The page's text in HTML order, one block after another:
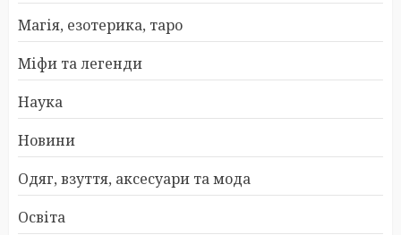
Магія, езотерика, таро
Міфи та легенди
Наука
Новини
Одяг, взуття, аксесуари та мода
Освіта